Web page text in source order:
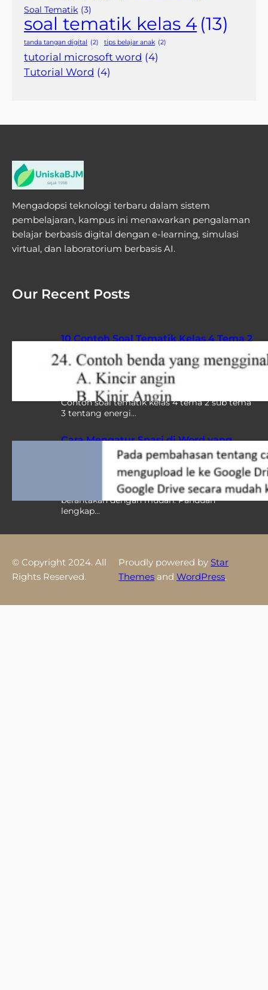
Soal Tematik (3)
soal tematik kelas 4 (13)
tanda tangan digital (2) tips belajar anak (2)
tutorial microsoft word (4)
Tutorial Word (4)
Mengadopsi teknologi terbaru dalam sistem
pembelajaran, kampus ini menawarkan pengalaman
belajar berbasis digital dengan e-learning, simulasi
virtual, dan laboratorium berbasis AI.
Our Recent Posts
10 Contoh Soal Tematik Kelas 4 Tema 2
Sub Tema 3 yang Sering Muncul di
Ujian, Wajib Kamu Pelajari Sebelum
Terlambat
Contoh soal tematik kelas 4 tema 2 sub tema
3 tentang energi…
Cara Mengatur Spasi di Word yang
Berantakan, 7 Strategi Ini Ternyata
Bikin Dokumen Rapi Instan
Pelajari cara mengatur spasi di word yang
berantakan dengan mudah. Panduan
lengkap…
© Copyright 2024. All
Rights Reserved.
Proudly powered by Star
Themes andWordPress.